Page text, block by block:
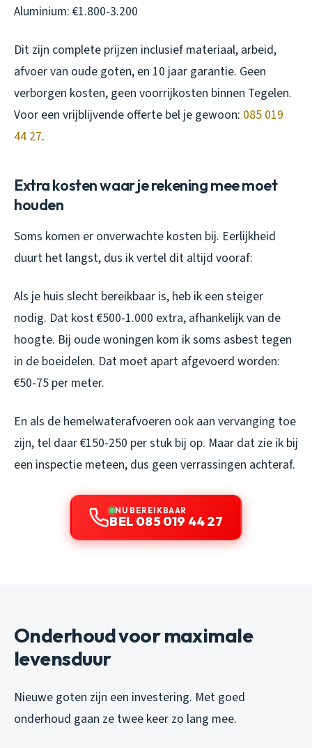
Aluminium: €1.800-3.200
Dit zijn complete prijzen inclusief materiaal, arbeid,
afvoer van oude goten, en 10 jaar garantie. Geen
verborgen kosten, geen voorrijkosten binnen Tegelen.
Voor een vrijblijvende offerte bel je gewoon: 085 019
44 27.
Extra kosten waar je rekening mee moet
houden
Soms komen er onverwachte kosten bij. Eerlijkheid
duurt het langst, dus ik vertel dit altijd vooraf:
Als je huis slecht bereikbaar is, heb ik een steiger
nodig. Dat kost €500-1.000 extra, afhankelijk van de
hoogte. Bij oude woningen kom ik soms asbest tegen
in de boeidelen. Dat moet apart afgevoerd worden:
€50-75 per meter.
En als de hemelwaterafvoeren ook aan vervanging toe
zijn, tel daar €150-250 per stuk bij op. Maar dat zie ik bij
een inspectie meteen, dus geen verrassingen achteraf.
NU BEREIKBAAR
BEL 085 019 44 27
Onderhoud voor maximale
levensduur
Nieuwe goten zijn een investering. Met goed
onderhoud gaan ze twee keer zo lang mee.